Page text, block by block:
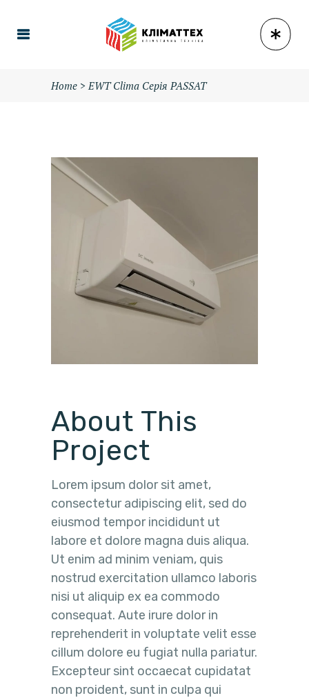
Home >EWT Clima Серiя PASSAT
About This
Project
Lorem ipsum dolor sit amet,
consectetur adipiscing elit, sed do
eiusmod tempor incididunt ut
labore et dolore magna duis aliqua.
Ut enim ad minim veniam, quis
nostrud exercitation ullamco laboris
nisi ut aliquip ex ea commodo
consequat. Aute irure dolor in
reprehenderit in voluptate velit esse
cillum dolore eu fugiat nulla pariatur.
Excepteur sint occaecat cupidatat
non proident, sunt in culpa qui